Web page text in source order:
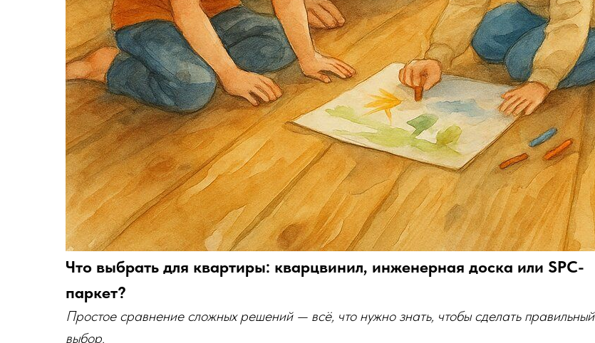
Что выбрать для квартиры: кварцвинил, инженерная доска или SPC-
паркет?
Простое сравнение сложных решений — всё, что нужно знать, чтобы сделать правильный
выбор.